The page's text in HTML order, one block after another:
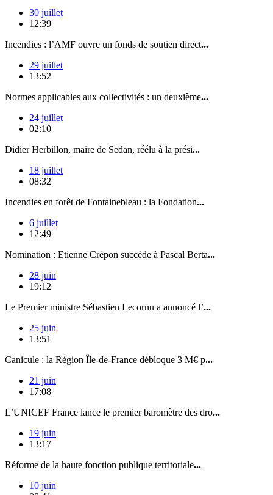
30 juillet
12:39
Incendies : l’AMF ouvre un fonds de soutien direct...
29 juillet
13:52
Normes applicables aux collectivités : un deuxième...
24 juillet
02:10
Didier Herbillon, maire de Sedan, réélu à la prési...
18 juillet
08:32
Incendies en forêt de Fontainebleau : la Fondation...
6 juillet
12:49
Nomination : Etienne Crépon succède à Pascal Berta...
28 juin
19:12
Le Premier ministre Sébastien Lecornu a annoncé l’...
25 juin
13:51
Canicule : la Région Île-de-France débloque 3 M€ p...
21 juin
17:08
L’UNICEF France lance le premier baromètre des dro...
19 juin
13:17
Réforme de la haute fonction publique territoriale...
10 juin